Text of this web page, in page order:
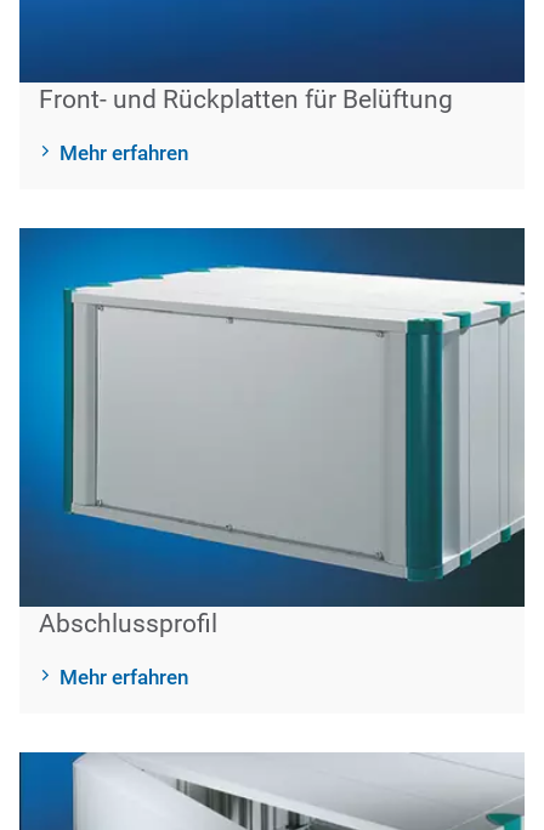
Front- und Rückplatten für Belüftung
Mehr erfahren
Abschlussprofil
Mehr erfahren